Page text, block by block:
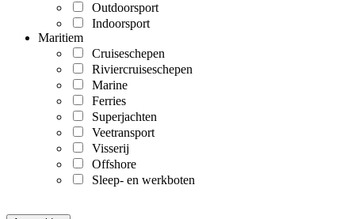
Outdoorsport
Indoorsport
Maritiem
Cruiseschepen
Riviercruiseschepen
Marine
Ferries
Superjachten
Veetransport
Visserij
Offshore
Sleep- en werkboten